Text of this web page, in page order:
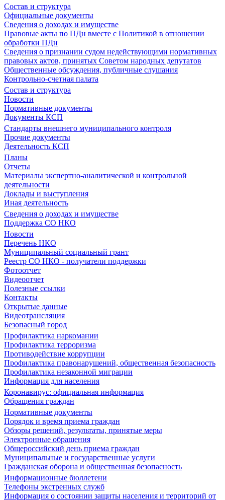
Состав и структура
Официальные документы
Сведения о доходах и имуществе
Правовые акты по ПДн вместе с Политикой в отношении
обработки ПДн
Сведения о признании судом недействующими нормативных
правовых актов, принятых Советом народных депутатов
Общественные обсуждения, публичные слушания
Контрольно-счетная палата
Состав и структура
Новости
Нормативные документы
Документы КСП
Стандарты внешнего муниципального контроля
Прочие документы
Деятельность КСП
Планы
Отчеты
Материалы экспертно-аналитической и контрольной
деятельности
Доклады и выступления
Иная деятельность
Сведения о доходах и имуществе
Поддержка СО НКО
Новости
Перечень НКО
Муниципальный социальный грант
Реестр СО НКО - получатели поддержки
Фотоотчет
Видеоотчет
Полезные ссылки
Контакты
Открытые данные
Видеотрансляция
Безопасный город
Профилактика наркомании
Профилактика терроризма
Противодействие коррупции
Профилактика правонарушений, общественная безопасность
Профилактика незаконной миграции
Информация для населения
Коронавирус: официальная информация
Обращения граждан
Нормативные документы
Порядок и время приема граждан
Обзоры решений, результаты, принятые меры
Электронные обращения
Общероссийский день приема граждан
Муниципальные и государственные услуги
Гражданская оборона и общественная безопасность
Информационные бюллетени
Телефоны экстренных служб
Информация о состоянии защиты населения и территорий от